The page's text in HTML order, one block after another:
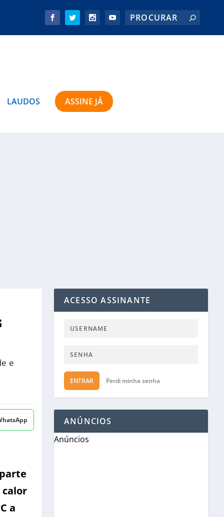
LAUDOS ASSINE JÁ
e
calor
a
ACESSO ASSINANTE
ENTRAR Perdi minha senha
ANÚNCIOS
Anúncios